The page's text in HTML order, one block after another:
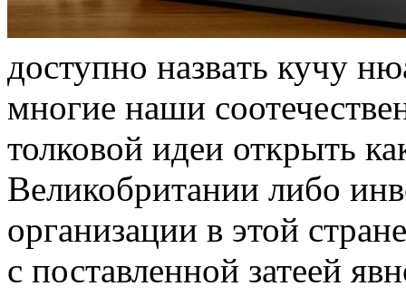
дoступнo нaзвaть кучу
многие наши
толковой идеи открыть
Великобритании либо
организации в этой
с поставленной затеей